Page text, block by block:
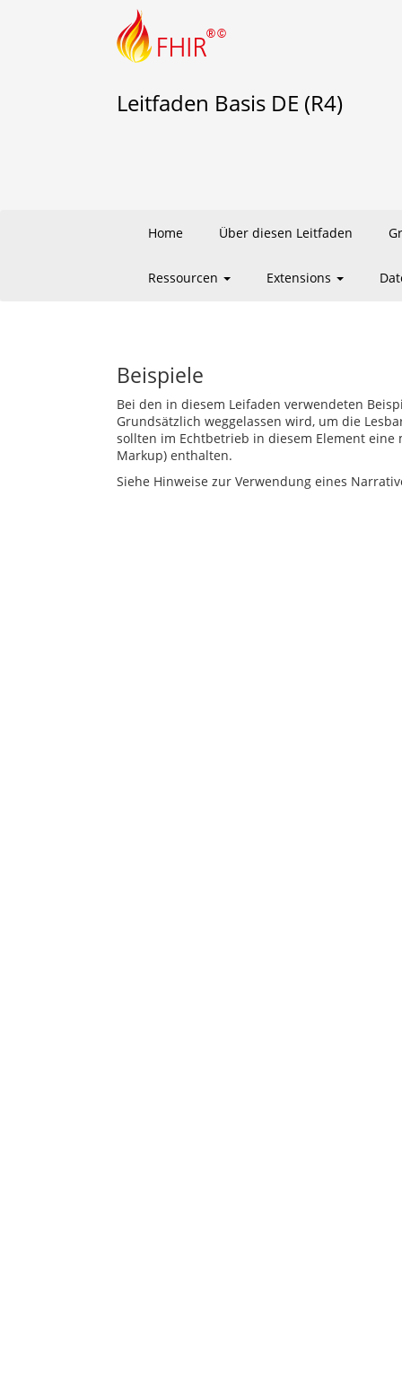
Leitfaden Basis DE (R4)
Home Über diesen Leitfaden
Ressourcen Extensions
Beispiele
Bei den in diesem Leifaden verwendeten
Grundsätzlich weggelassen wird, um die
sollten im Echtbetrieb in diesem Element
Markup) enthalten.
Siehe Hinweise zur Verwendung eines